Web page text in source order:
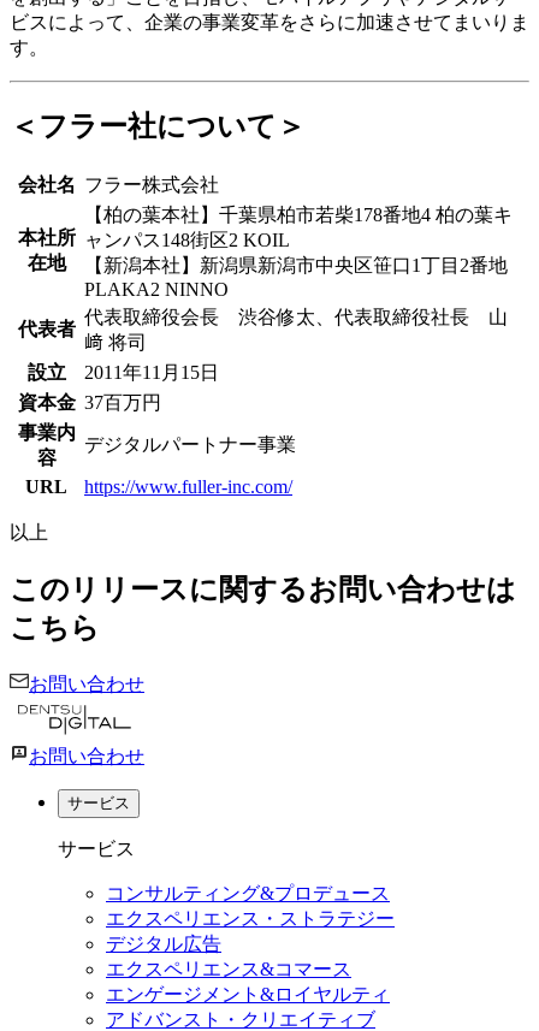
ビスによって、企業の事業変革をさらに加速させてまいりま
す。
＜フラー社について＞
会社名 フラー株式会社
本社所
在地
【柏の葉本社】千葉県柏市若柴178番地4 柏の葉キ
ャンパス148街区2 KOIL
【新潟本社】新潟県新潟市中央区笹口1丁目2番地
PLAKA2 NINNO
代表者
代表取締役会長 渋谷修太、代表取締役社長 山
﨑 将司
設立
2011年11月15日
資本金 37百万円
事業内
容
デジタルパートナー事業
URL https://www.fuller-inc.com/
以上
このリリースに関するお問い合わせは
こちら
お問い合わせ
お問い合わせ
サービス
サービス
コンサルティング&プロデュース
エクスペリエンス・ストラテジー
デジタル広告
エクスペリエンス&コマース
エンゲージメント&ロイヤルティ
アドバンスト・クリエイティブ